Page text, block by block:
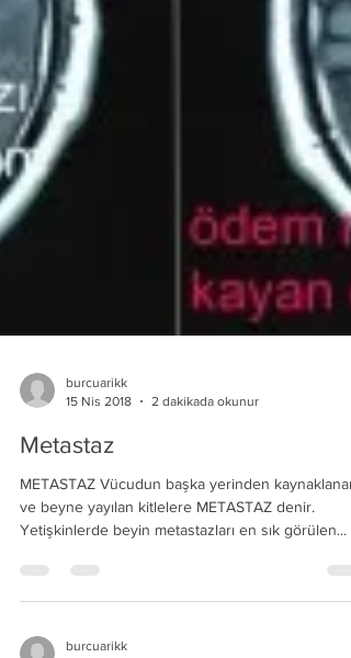
15 Nis 2018
Metastaz
METASTAZ Vücudun başka yerinden kaynaklanan
Yetişkinlerde beyin metastazları en sık görülen...